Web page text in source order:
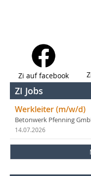
Zi auf facebook
ZI Jobs
Werkleiter (m/w/d)
Betonwerk Pfenning
14.07.2026